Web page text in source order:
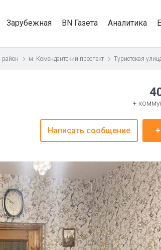
Зарубежная BN Газета Аналитика
район м. Комендантский проспект Туристская
+
Написать сообщение